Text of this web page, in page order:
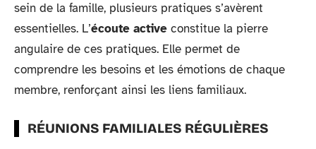
sein de la famille, plusieurs pratiques s’avèrent
essentielles. L’écoute active constitue la pierre
angulaire de ces pratiques. Elle permet de
comprendre les besoins et les émotions de chaque
membre, renforçant ainsi les liens familiaux.
RÉUNIONS FAMILIALES RÉGULIÈRES